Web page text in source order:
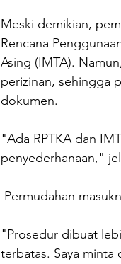
Meski demikian,
Rencana
Asing (IMTA).
perizinan, sehingga
dokumen.
"Ada RPTKA dan
penyederhanaan,"
Permudahan
"Prosedur dibuat
terbatas. Saya minta